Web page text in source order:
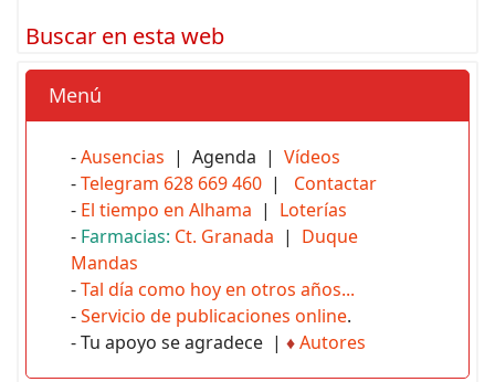
Buscar en esta web
Menú
-Ausencias | Agenda | Vídeos
-Telegram 628 669 460 | Contactar
- El tiempo en Alhama | Loterías
- Farmacias: Ct. Granada | Duque
Mandas
-Tal día como hoy en otros años...
-Servicio de publicaciones online.
- Tu apoyo se agradece | ♦Autores